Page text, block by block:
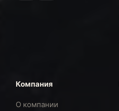
Компания
О компании